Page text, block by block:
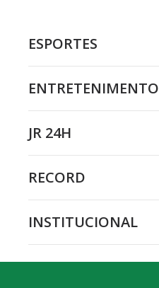
ESPORTES
ENTRETENIMENTO
JR 24H
RECORD
INSTITUCIONAL